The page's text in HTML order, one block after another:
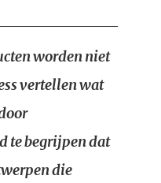
worden niet
vertellen wat
te begrijpen dat
die